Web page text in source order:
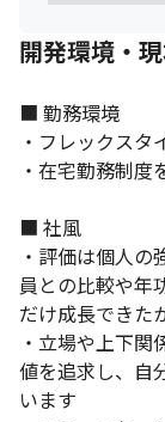
開発環境・
■ 勤務環境
・フレックスタ
・在宅勤務制度
■ 社風
・評価は個人
員との比較や年
だけ成長できた
・立場や上下
値を追求し、自
います